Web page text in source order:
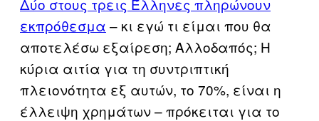
Δύο στους τρεις Έλληνες πληρώνουν
εκπρόθεσμα – κι εγώ τι είμαι που θα
αποτελέσω εξαίρεση; Αλλοδαπός; Η
κύρια αιτία για τη συντριπτική
πλειονότητα εξ αυτών, το 70%, είναι η
έλλειψη χρημάτων – πρόκειται για το